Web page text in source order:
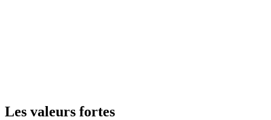
Les valeurs fortes